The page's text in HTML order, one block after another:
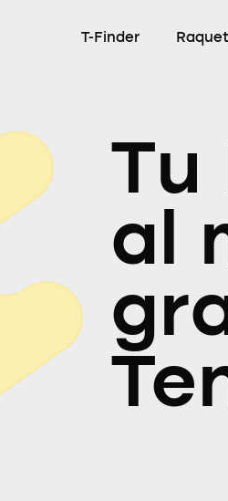
T-Finder
Tu
al